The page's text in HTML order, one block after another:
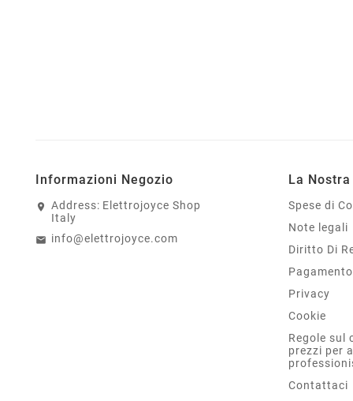
Informazioni Negozio
Address: Elettrojoyce Shop
Italy
info@elettrojoyce.com
La
Spese di
Note legali
Diritto Di
Privacy
Cookie
Regole sul
prezzi per
Contattaci